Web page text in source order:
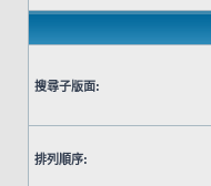
搜尋子版面:
排列順序: